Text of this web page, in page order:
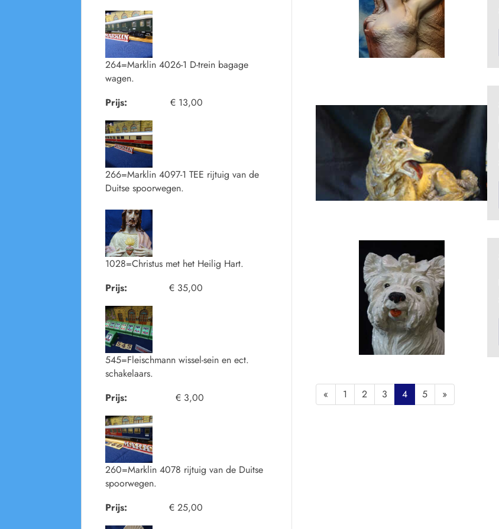
« 1 2 3 4 5 »
264=Marklin 4026-1 D-trein bagage
wagen.
Prijs:
€ 13,00
266=Marklin 4097-1 TEE rijtuig van de
Duitse spoorwegen.
1028=Christus met het Heilig Hart.
Prijs:
€ 35,00
545=Fleischmann wissel-sein en ect.
schakelaars.
Prijs:
€ 3,00
260=Marklin 4078 rijtuig van de Duitse
spoorwegen.
Prijs:
€ 25,00